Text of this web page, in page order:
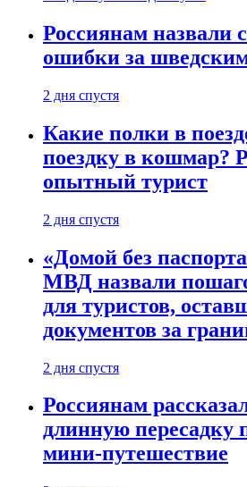
Россиянам назвали
ошибки за
2 дня спустя
Какие полки в
поездку в кошмар?
опытный турист
2 дня спустя
«Домой без
МВД назвали
для туристов,
документов за
2 дня спустя
Россиянам
длинную пересадку
мини-путешествие